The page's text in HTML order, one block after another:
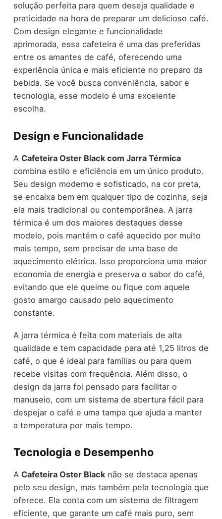
solução perfeita para quem deseja qualidade e
praticidade na hora de preparar um delicioso café.
Com design elegante e funcionalidade
aprimorada, essa cafeteira é uma das preferidas
entre os amantes de café, oferecendo uma
experiência única e mais eficiente no preparo da
bebida. Se você busca conveniência, sabor e
tecnologia, esse modelo é uma excelente
escolha.
Design e Funcionalidade
A Cafeteira Oster Black com Jarra Térmica
combina estilo e eficiência em um único produto.
Seu design moderno e sofisticado, na cor preta,
se encaixa bem em qualquer tipo de cozinha, seja
ela mais tradicional ou contemporânea. A jarra
térmica é um dos maiores destaques desse
modelo, pois mantém o café aquecido por muito
mais tempo, sem precisar de uma base de
aquecimento elétrica. Isso proporciona uma maior
economia de energia e preserva o sabor do café,
evitando que ele queime ou fique com aquele
gosto amargo causado pelo aquecimento
constante.
A jarra térmica é feita com materiais de alta
qualidade e tem capacidade para até 1,25 litros de
café, o que é ideal para famílias ou para quem
recebe visitas com frequência. Além disso, o
design da jarra foi pensado para facilitar o
manuseio, com um sistema de abertura fácil para
despejar o café e uma tampa que ajuda a manter
a temperatura por mais tempo.
Tecnologia e Desempenho
A Cafeteira Oster Blacknão se destaca apenas
pelo seu design, mas também pela tecnologia que
oferece. Ela conta com um sistema de filtragem
eficiente, que garante um café mais puro, sem